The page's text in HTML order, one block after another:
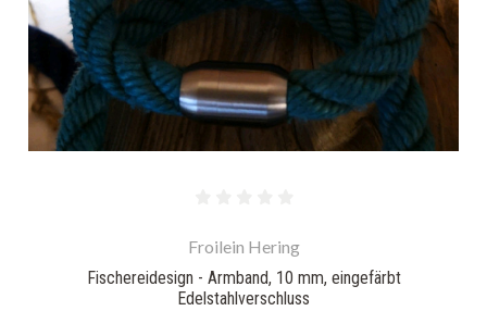
Froilein Hering
Fischereidesign - Armband, 10 mm, eingefärbt
Edelstahlverschluss